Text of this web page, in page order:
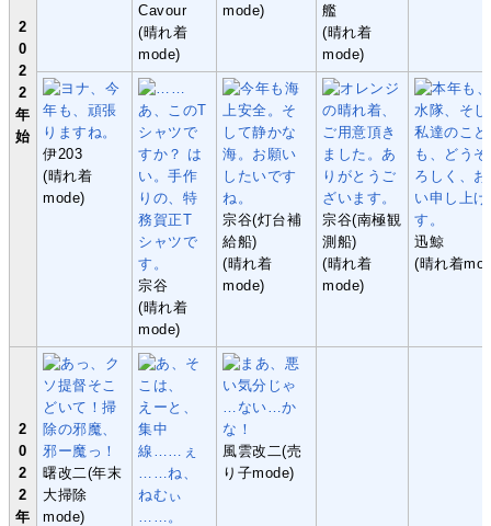
2
0
2
2
年
始
Cavour
(晴れ着
mode)
mode)
艦
(晴れ着
mode)
伊203
(晴れ着
mode)
宗谷
(晴れ着
mode)
宗谷(灯台補
給船)
(晴れ着
mode)
宗谷(南極観
測船)
(晴れ着
mode)
迅鯨
(晴れ着
2
0
2
2
年
曙改二(年末
大掃除
mode)
風雲改二(売
り子mode)